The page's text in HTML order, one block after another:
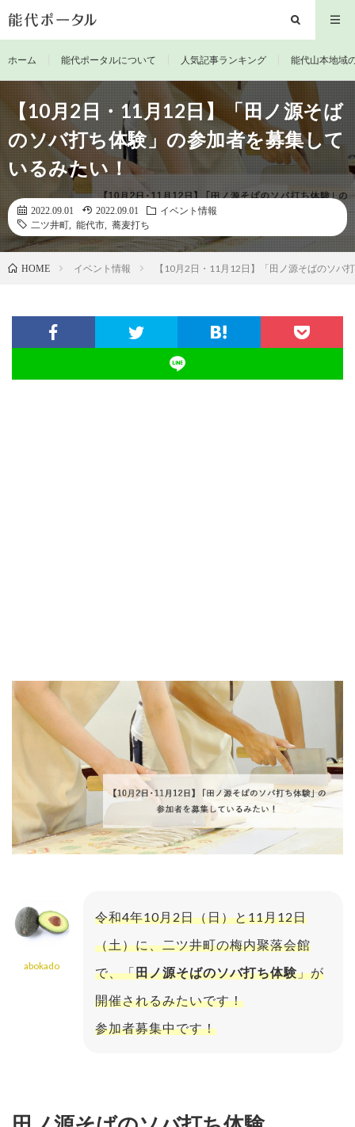
ホーム 能代ポータルについて 人気記事ランキング 能代山本地域
【10月2日・11月12日】「田ノ源そば
のソバ打ち体験」の参加者を募集して
いるみたい！
2022.09.01 2022.09.01
イベント情報
二ツ井町
能代市 蕎麦打ち
HOME イベント情報 【10月2日・11月12日】「田ノ源そばのソバ
abokado
令和4年10月2日（日）と11月12日
（土）に、二ツ井町の梅内聚落会館
で、「田ノ源そばのソバ打ち体験」が
開催されるみたいです！
参加者募集中です！